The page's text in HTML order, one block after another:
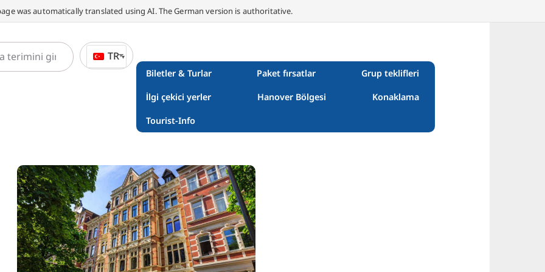
was automatically translated using AI. The German version is authoritative.
TR
Biletler & Turlar Paket fırsatlar Grup teklifleri
İlgi çekici yerler Hanover Bölgesi Konaklama
Tourist-Info